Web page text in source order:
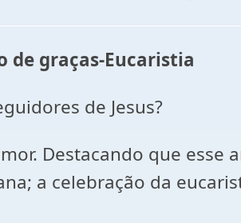
de graças-Eucaristia
de Jesus?
Destacando que esse
a celebração da